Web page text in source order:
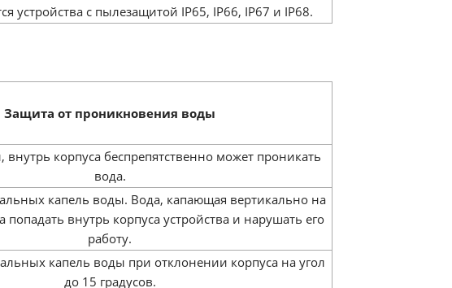
устройства с пылезащитой IP65, IP66, IP67 и IP68.
Защита от проникновения воды
внутрь корпуса беспрепятственно может проникать
вода.
капель воды. Вода, капающая вертикально на
попадать внутрь корпуса устройства и нарушать его
работу.
капель воды при отклонении корпуса на угол
до 15 градусов.